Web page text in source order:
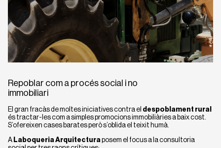
Repoblar com a procés social i no
immobiliari
El gran fracàs de moltes iniciatives contra el despoblament rural
és tractar-les com a simples promocions immobiliàries a baix cost.
S’ofereixen cases barates però s’oblida el teixit humà.
A Laboqueria Arquitectura posem el focus a la consultoria